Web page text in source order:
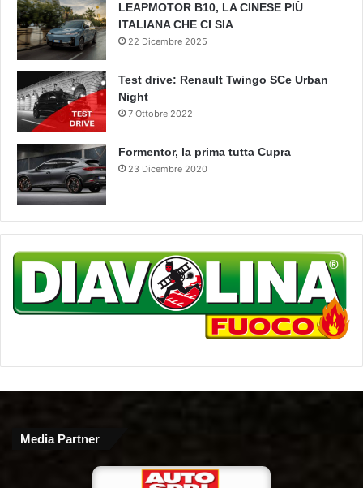
LEAPMOTOR B10, LA CINESE PIÙ
ITALIANA CHE CI SIA
22 Dicembre 2025
Test drive: Renault Twingo SCe Urban
Night
7 Ottobre 2022
Formentor, la prima tutta Cupra
23 Dicembre 2020
Media Partner